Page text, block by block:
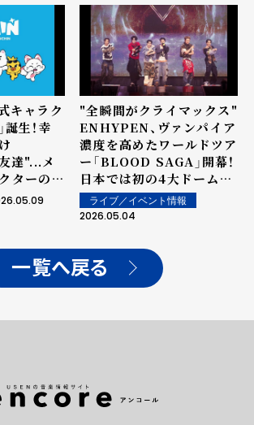
キャラク
生！幸
達"...メ
ターの構
で直接参
"全瞬間がクライマックス"
ENHYPEN、ヴァンパイア
濃度を高めたワールドツア
ー「BLOOD SAGA」開幕！
日本では初の4大ドームツ
アー開催へ
ライブ／イベント情報
2026.05.04
一覧へ戻る